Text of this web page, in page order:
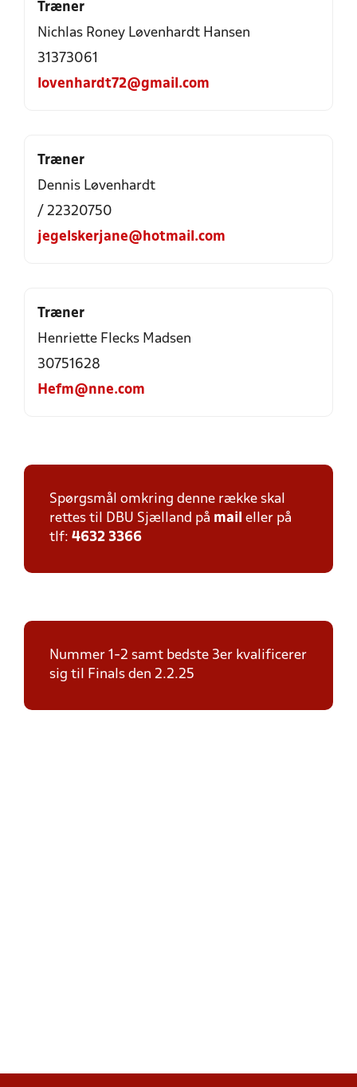
Træner
Nichlas Roney Løvenhardt Hansen
31373061
lovenhardt72@gmail.com
Træner
Dennis Løvenhardt
/ 22320750
jegelskerjane@hotmail.com
Træner
Henriette Flecks Madsen
30751628
Hefm@nne.com
Spørgsmål omkring denne række skal
rettes til DBU Sjælland på mail eller på
tlf: 4632 3366
Nummer 1-2 samt bedste 3er kvalificerer
sig til Finals den 2.2.25